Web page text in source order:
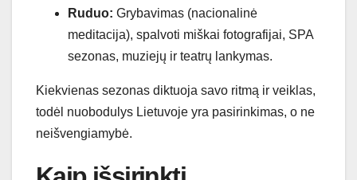
Ruduo: Grybavimas (nacionalinė
meditacija), spalvoti miškai fotografijai, SPA
sezonas, muziejų ir teatrų lankymas.
Kiekvienas sezonas diktuoja savo ritmą ir veiklas,
todėl nuobodulys Lietuvoje yra pasirinkimas, o ne
neišvengiamybė.